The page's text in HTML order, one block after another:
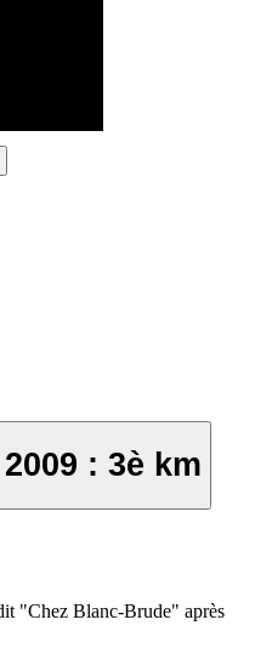
: 3è km
"Chez Blanc-Brude" après